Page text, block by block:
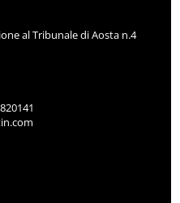
al Tribunale di Aosta n.4